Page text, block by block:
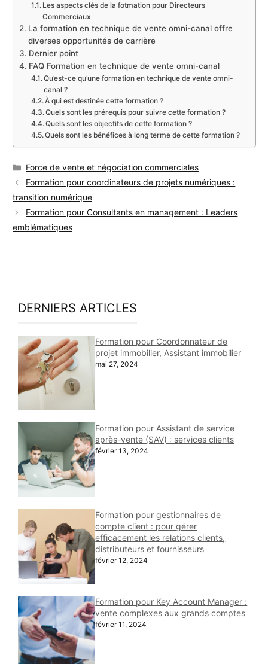
Les aspects clés de la fotmation pour Directeurs
Commerciaux
La formation en technique de vente omni-canal offre
diverses opportunités de carrière
Dernier point
FAQ Formation en technique de vente omni-canal
Qu’est-ce qu’une formation en technique de vente omni-
canal ?
À qui est destinée cette formation ?
Quels sont les prérequis pour suivre cette formation ?
Quels sont les objectifs de cette formation ?
Quels sont les bénéfices à long terme de cette formation ?
Catégories
Force de vente et négociation commerciales
Formation pour coordinateurs de projets numériques :
transition numérique
Formation pour Consultants en management : Leaders
emblématiques
DERNIERS ARTICLES
Formation pour Coordonnateur de
projet immobilier, Assistant immobilier
mai 27, 2024
Formation pour Assistant de service
après-vente (SAV) : services clients
février 13, 2024
Formation pour gestionnaires de
compte client : pour gérer
efficacement les relations clients,
distributeurs et fournisseurs
février 12, 2024
Formation pour Key Account Manager :
vente complexes aux grands comptes
février 11, 2024